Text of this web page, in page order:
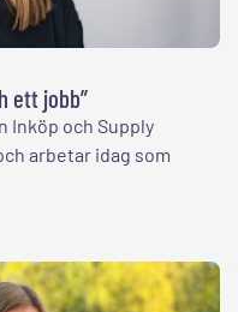
ett jobb”
Inköp och Supply
arbetar idag som